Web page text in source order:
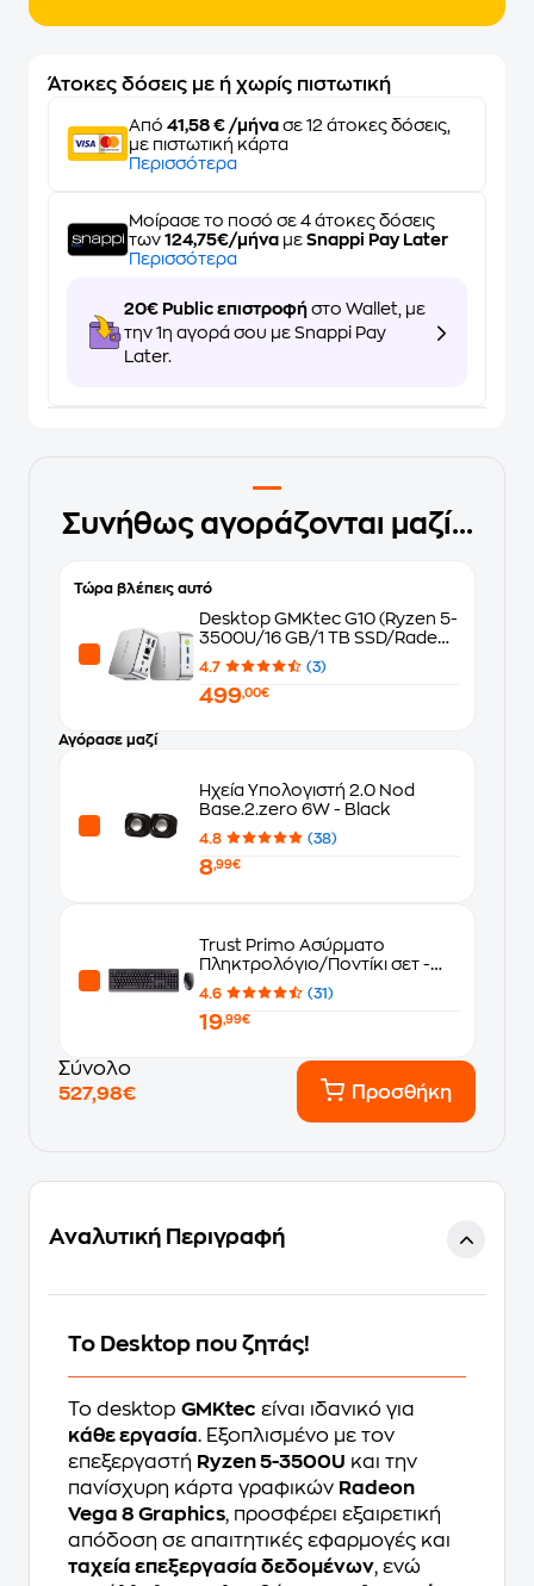
Άτοκες δόσεις με ή χωρίς πιστωτική
Από 41,58 € /μήνα σε 12 άτοκες δόσεις,
με πιστωτική κάρτα
Περισσότερα
Μοίρασε το ποσό σε 4 άτοκες δόσεις
των 124,75€/μήνα με Snappi Pay Later
Περισσότερα
20€ Public επιστροφή στο Wallet, με
την 1η αγορά σου με Snappi Pay
Later.
Συνήθως αγοράζονται μαζί...
Τώρα βλέπεις αυτό
Desktop GMKtec G10 (Ryzen 5-
3500U/16 GB/1 TB SSD/Radeon
Vega 8 Graphics/Win11Pro)
4.7 (3)
499,00€
Αγόρασε μαζί
Ηχεία Υπολογιστή 2.0 Nod
Base.2.zero 6W - Black
4.8 (38)
8,99€
Trust Primo Ασύρματο
Πληκτρολόγιο/Ποντίκι σετ -
Μαύρο (GR)
4.6 (31)
19,99€
Σύνολο
527,98€
Προσθήκη
Αναλυτική Περιγραφή
Το Desktop που ζητάς!
Το desktop GMKtec είναι ιδανικό για
κάθε εργασία. Εξοπλισμένο με τον
επεξεργαστή Ryzen 5-3500U και την
πανίσχυρη κάρτα γραφικών Radeon
Vega 8 Graphics, προσφέρει εξαιρετική
απόδοση σε απαιτητικές εφαρμογές και
ταχεία επεξεργασία δεδομένων, ενώ